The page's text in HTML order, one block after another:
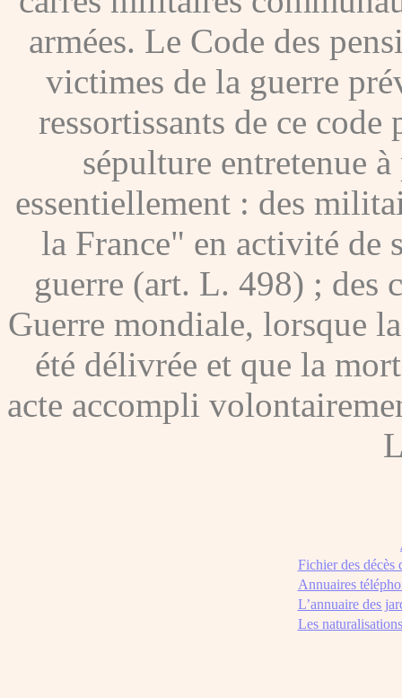
armées. Le Code des
victimes de la guerre
ressortissants de ce code
sépulture entretenue
essentiellement : des
la France" en activité de
guerre (art. L. 498) ; des
Guerre mondiale, lorsque
été délivrée et que la
acte accompli
Fichier des décès
Annuaires
L’annuaire des
Les